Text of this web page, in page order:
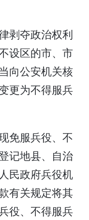
剥夺政治权利
设区的市、市
向公安机关核
更为不得服兵
免服兵役、不
记地县、自治
民政府兵役机
有关规定将其
役、不得服兵